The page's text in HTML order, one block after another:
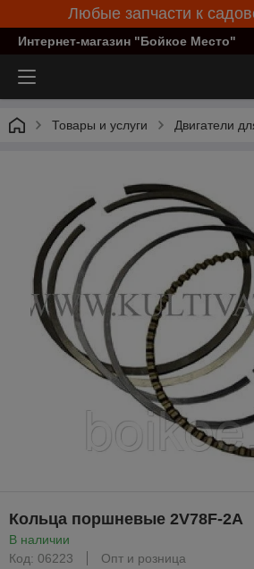
Любые запчасти к
Интернет-магазин "Бойкое Место"
Товары и услуги Двигатели
Кольца поршневые 2V78F-2А
В наличии
Код: 06223
Опт и розница